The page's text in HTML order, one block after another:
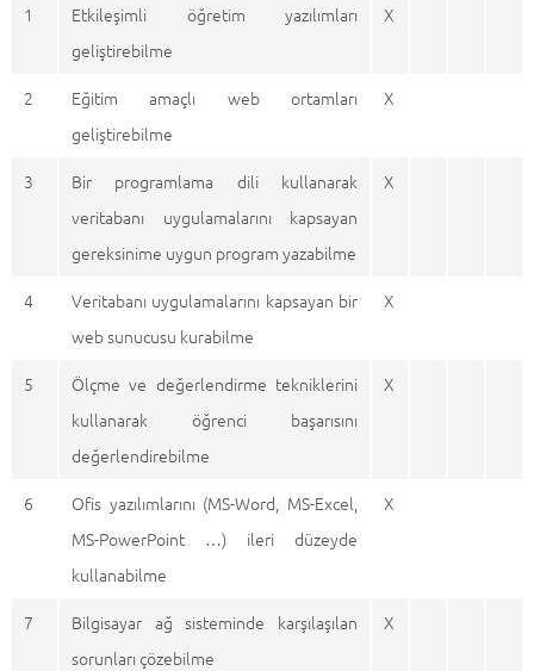
1
Etkileşimli öğretim yazılımları
geliştirebilme
X
2
Eğitim amaçlı web ortamları
geliştirebilme
X
3
Bir programlama dili kullanarak
veritabanı uygulamalarını kapsayan
gereksinime uygun program yazabilme
X
4
Veritabanı uygulamalarını kapsayan bir
web sunucusu kurabilme
X
5
Ölçme ve değerlendirme tekniklerini
kullanarak öğrenci başarısını
değerlendirebilme
X
6
Ofis yazılımlarını (MS-Word, MS-Excel,
MS-PowerPoint …) ileri düzeyde
kullanabilme
X
7
Bilgisayar ağ sisteminde karşılaşılan
sorunları çözebilme
X